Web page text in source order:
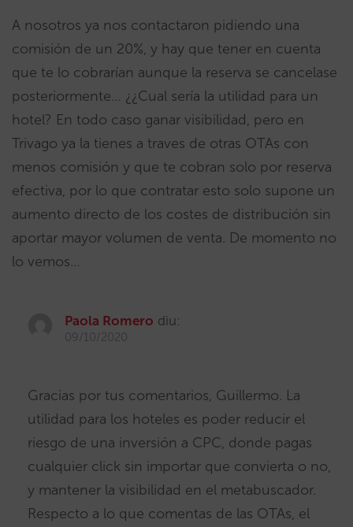
A nosotros ya nos contactaron pidiendo una
comisión de un 20%, y hay que tener en cuenta
que te lo cobrarían aunque la reserva se cancelase
posteriormente… ¿¿Cual sería la utilidad para un
hotel? En todo caso ganar visibilidad, pero en
Trivago ya la tienes a traves de otras OTAs con
menos comisión y que te cobran solo por reserva
efectiva, por lo que contratar esto solo supone un
aumento directo de los costes de distribución sin
aportar mayor volumen de venta. De momento no
lo vemos…
Paola Romero diu:
09/10/2020
Gracias por tus comentarios, Guillermo. La
utilidad para los hoteles es poder reducir el
riesgo de una inversión a CPC, donde pagas
cualquier click sin importar que convierta o no,
y mantener la visibilidad en el metabuscador.
Respecto a lo que comentas de las OTAs, el